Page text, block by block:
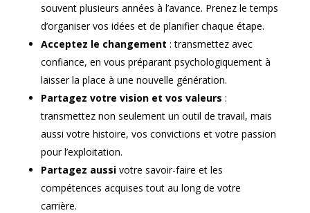
souvent plusieurs années à l’avance. Prenez le temps
d’organiser vos idées et de planifier chaque étape.
Acceptez le changement : transmettez avec
confiance, en vous préparant psychologiquement à
laisser la place à une nouvelle génération.
Partagez votre vision et vos valeurs :
transmettez non seulement un outil de travail, mais
aussi votre histoire, vos convictions et votre passion
pour l’exploitation.
Partagez aussi votre savoir-faire et les
compétences acquises tout au long de votre
carrière.